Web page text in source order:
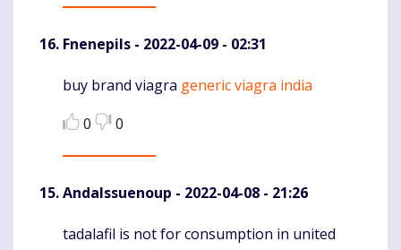
Fnenepils - 2022-04-09 - 02:31
Komentaras
buy brand viagra generic viagra india
0
0
AndaIssuenoup - 2022-04-08 - 21:26
Komentaras
tadalafil is not for consumption in united